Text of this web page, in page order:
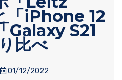
「iPhone 12
Galaxy S21
比べ
01/12/2022